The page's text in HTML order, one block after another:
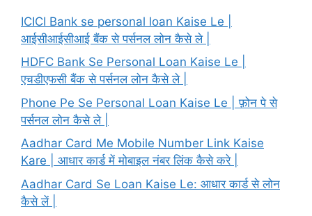
ICICI Bank se personal loan Kaise Le |
आईसीआईसीआई बैंक से पर्सनल लोन कैसे ले |
HDFC Bank Se Personal Loan Kaise Le |
एचडीएफसी बैंक से पर्सनल लोन कैसे ले |
Phone Pe Se Personal Loan Kaise Le | फ़ोन पे से
पर्सनल लोन कैसे ले |
Aadhar Card Me Mobile Number Link Kaise
Kare | आधार कार्ड में मोबाइल नंबर लिंक कैसे करे |
Aadhar Card Se Loan Kaise Le: आधार कार्ड से लोन
कैसे लें |